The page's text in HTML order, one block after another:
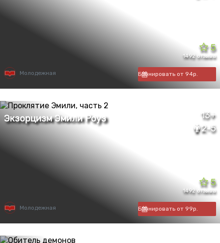
5
1492 отзыва
Молодежная Бронировать от 94р.
13+
2-5
5
1492 отзыва
Молодежная Бронировать от 99р.